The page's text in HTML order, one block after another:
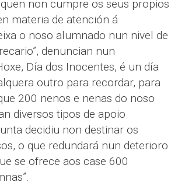
non cumpre os seus propios
materia de atención á
o noso alumnado nun nivel de
denuncian nun
Día dos Inocentes, é un día
outro para recordar, para
200 nenos e nenas do noso
diversos tipos de apoio
decidiu non destinar os
o que redundará nun deterioro
se ofrece aos case 600